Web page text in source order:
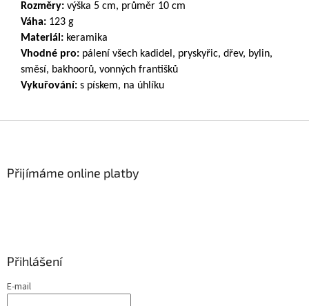
Rozměry: výška 5 cm, průměr 10 cm
Váha: 123 g
Materiál: keramika
Vhodné pro: pálení všech kadidel, pryskyřic, dřev, bylin,
směsí, bakhoorů, vonných františků
Vykuřování: s pískem, na úhlíku
Přijímáme online platby
Přihlášení
E-mail